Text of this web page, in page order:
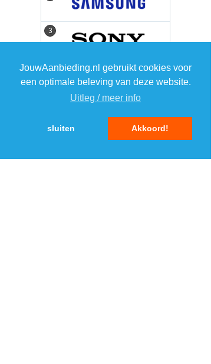
JouwAanbieding.nl gebruikt cookies voor
een optimale beleving van deze website.
Uitleg / meer info
sluiten Akkoord!
3
4 4